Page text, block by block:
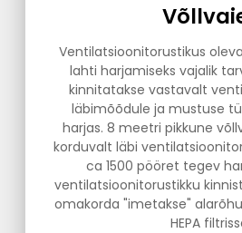
Ventilatsioonitorustikus
lahti harjamiseks vajalik
kinnitatakse vastavalt
läbimõõdule ja mustuse
harjas. 8 meetri pikkune
korduvalt läbi
ca 1500 pööret tegev
ventilatsioonitorustikku
omakorda "imetakse"
HEPA